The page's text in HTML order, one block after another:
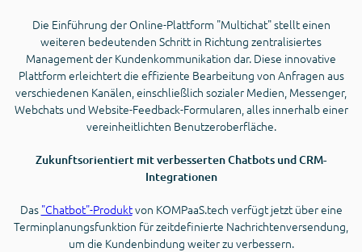
Die Einführung der Online-Plattform "Multichat" stellt einen
weiteren bedeutenden Schritt in Richtung zentralisiertes
Management der Kundenkommunikation dar. Diese innovative
Plattform erleichtert die effiziente Bearbeitung von Anfragen aus
verschiedenen Kanälen, einschließlich sozialer Medien, Messenger,
Webchats und Website-Feedback-Formularen, alles innerhalb einer
vereinheitlichten Benutzeroberfläche.
Zukunftsorientiert mit verbesserten Chatbots und CRM-
Integrationen
Das "Chatbot"-Produktvon KOMPaaS.tech verfügt jetzt über eine
Terminplanungsfunktion für zeitdefinierte Nachrichtenversendung,
um die Kundenbindung weiter zu verbessern.